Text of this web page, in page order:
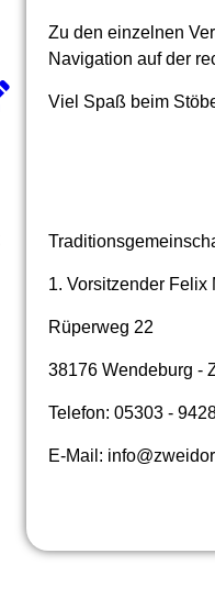
Zu den einzelnen
Navigation auf der
Viel Spaß beim
1. Vorsitzender Felix
Rüperweg 22
38176 Wendeburg -
Telefon: 05303 -
E-Mail: